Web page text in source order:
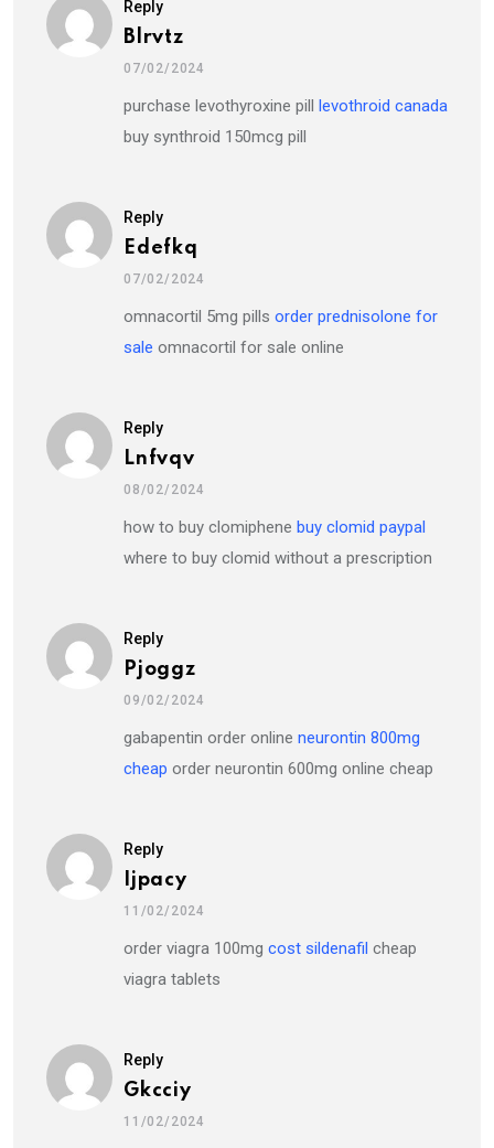
Reply
Blrvtz
07/02/2024
purchase levothyroxine pill levothroid canada
buy synthroid 150mcg pill
Reply
Edefkq
07/02/2024
omnacortil 5mg pills order prednisolone for
sale omnacortil for sale online
Reply
Lnfvqv
08/02/2024
how to buy clomiphene buy clomid paypal
where to buy clomid without a prescription
Reply
Pjoggz
09/02/2024
gabapentin order online neurontin 800mg
cheap order neurontin 600mg online cheap
Reply
Ijpacy
11/02/2024
order viagra 100mg cost sildenafil cheap
viagra tablets
Reply
Gkcciy
11/02/2024